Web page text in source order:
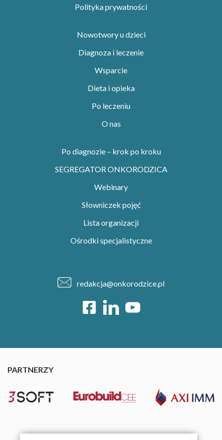
Polityka prywatności
Nowotwory u dzieci
Diagnoza i leczenie
Wsparcie
Dieta i opieka
Po leczeniu
O nas
Po diagnozie – krok po kroku
SEGREGATOR ONKORODZICA
Webinary
Słowniczek pojęć
Lista organizacji
Ośrodki specjalistyczne
redakcja@onkorodzice.pl
PARTNERZY